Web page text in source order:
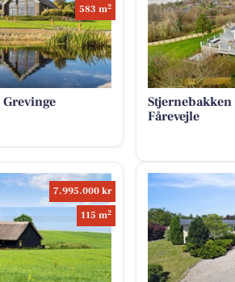
583 m2
Stjernebakken
Fårevejle
7.995.000 kr
115 m2